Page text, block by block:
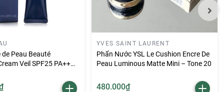
de Peau Beauté
Veil SPF25 PA++
YVES SAINT LAURENT
Phấn Nước YSL Le Cushion Encre De
Peau Luminous Matte Mini – Tone 20
480.000₫